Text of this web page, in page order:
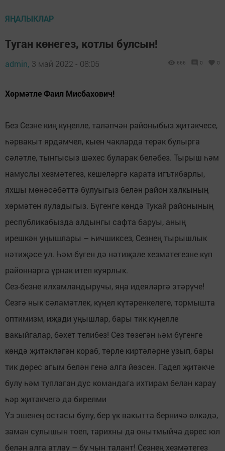
ЯҢАЛЫКЛАР
Туган көнегез, котлы булсын!
admin, 3 май 2022 - 08:05 666 0 0
Хөрмәтле Фаил Мисбахович!
Без Сезне киң күңелле, таләпчән районыбыз җитәкчесе,
һәрвакыт ярдәмчел, кыен чакларда терәк булырга
сәләтле, тынгысыз шәхес буларак беләбез. Тырыш һәм
намуслы хезмәтегез, кешеләргә карата игътибарлы,
яхшы мөнәсәбәттә булуыгыз белән район халкының
хөрмәтен яуладыгыз. Бүгенге көндә Тукай районының
республикабызда алдынгы сафта баруы, аның
ирешкән уңышлары – һичшиксез, Сезнең тырышлык
нәтиҗәсе ул. Һәм бүген дә нәтиҗәле хезмәтегезне күп
районнарга үрнәк итеп куярлык.
Сез-безне илхамландыручы, яңа идеяләргә этәрүче!
Сезгә нык сәламәтлек, күңел күтәренкелеге, тормышта
оптимизм, иҗади уңышлар, бары тик күңелле
вакыйгалар, бәхет телибез! Сез төзегән һәм бүгенге
көндә җитәкләгән кораб, төрле киртәләрне узып, бары
тик дөрес агым белән генә алга йөзсен. Гадел җитәкче
булу һәм туплаган дус командага ихтирам белән карау
һәр җитәкчегә дә бирелми
Үз эшенең остасы булу, бер үк вакытта берничә өлкәдә,
заман сулышын тоеп, тарихны да онытмыйча дөрес юл
белән алга атлау – бу чын талант! Сезнең хезмәтегез